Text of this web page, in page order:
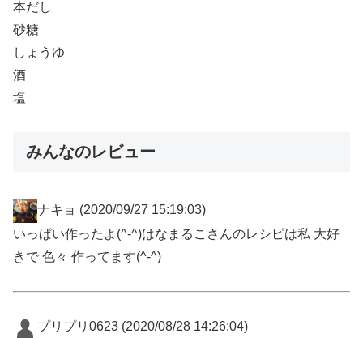
本だし
砂糖
しょうゆ
酒
塩
みんなのレビュー
ナキョ (2020/09/27 15:19:03)
いっぱい作ったよ(^-^)はなまるこさんのレシピは私 大好
きで 色々 作ってます(^-^)
プリプリ0623 (2020/08/28 14:26:04)